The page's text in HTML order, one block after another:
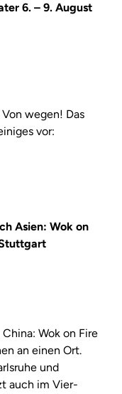
6. – 9. August
wegen! Das
vor:
Asien: Wok on
Wok on Fire
an einen Ort.
und
auch im Vier-